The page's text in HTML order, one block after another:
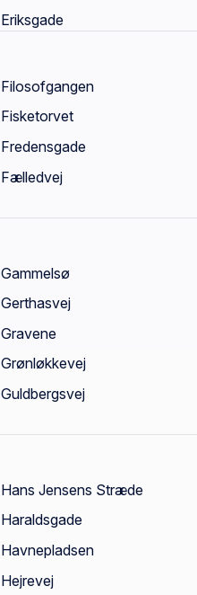
Eriksgade
Filosofgangen
Fisketorvet
Fredensgade
Fælledvej
Gammelsø
Gerthasvej
Gravene
Grønløkkevej
Guldbergsvej
Hans Jensens Stræde
Haraldsgade
Havnepladsen
Hejrevej